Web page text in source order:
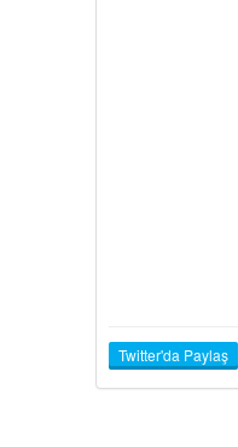
Twitter'da Paylaş